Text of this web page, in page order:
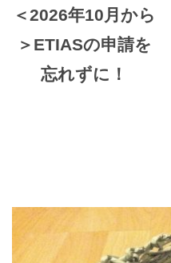
＜2026年10月から
＞ETIASの申請を
忘れずに！